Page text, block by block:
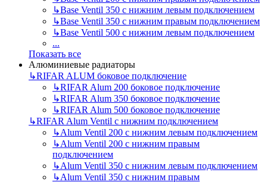
↳Base Ventil 350 с нижним левым подключением
↳Base Ventil 350 с нижним правым подключением
↳Base Ventil 500 с нижним левым подключением
...
Показать все
Алюминиевые радиаторы
↳RIFAR ALUM боковое подключение
↳RIFAR Alum 200 боковое подключение
↳RIFAR Alum 350 боковое подключение
↳RIFAR Alum 500 боковое подключение
↳RIFAR Alum Ventil с нижним подключением
↳Alum Ventil 200 с нижним левым подключением
↳Alum Ventil 200 с нижним правым
подключением
↳Alum Ventil 350 с нижним левым подключением
↳Alum Ventil 350 с нижним правым